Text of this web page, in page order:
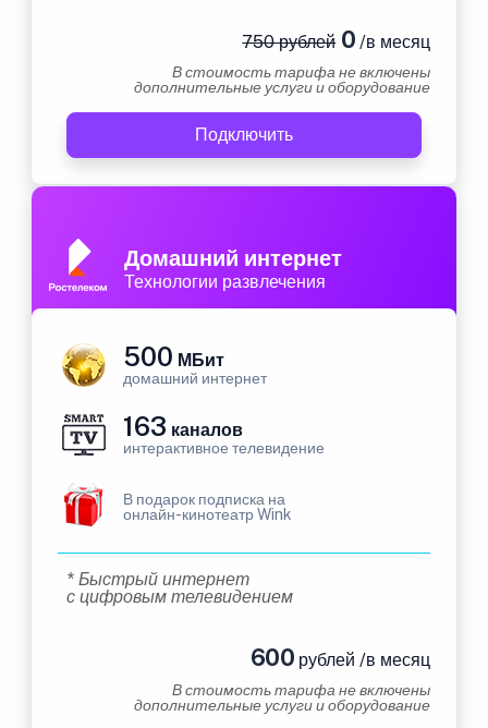
750 рублей0 /в месяц
В стоимость тарифа не включены
дополнительные услуги и оборудование
Подключить
Домашний интернет
Технологии развлечения
500 МБит
домашний интернет
163 каналов
интерактивное телевидение
В подарок подписка на
онлайн-кинотеатр Wink
* Быстрый интернет
с цифровым телевидением
600 рублей /в месяц
В стоимость тарифа не включены
дополнительные услуги и оборудование